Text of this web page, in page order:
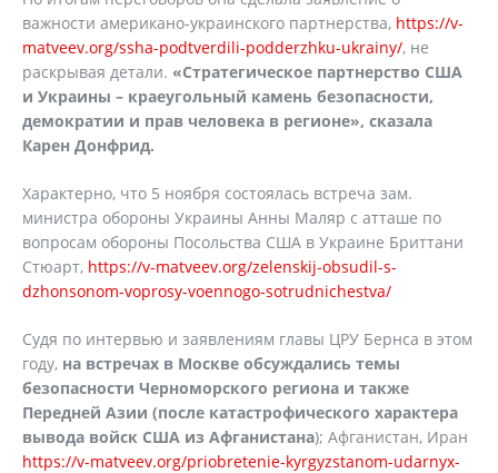
важности американо-украинского партнерства, https://v-
matveev.org/ssha-podtverdili-podderzhku-ukrainy/, не
раскрывая детали. «Стратегическое партнерство США
и Украины – краеугольный камень безопасности,
демократии и прав человека в регионе», сказала
Карен Донфрид.
Характерно, что 5 ноября состоялась встреча зам.
министра обороны Украины Анны Маляр с атташе по
вопросам обороны Посольства США в Украине Бриттани
Стюарт, https://v-matveev.org/zelenskij-obsudil-s-
dzhonsonom-voprosy-voennogo-sotrudnichestva/
Судя по интервью и заявлениям главы ЦРУ Бернса в этом
году, на встречах в Москве обсуждались темы
безопасности Черноморского региона и также
Передней Азии (после катастрофического характера
вывода войск США из Афганистана); Афганистан, Иран
https://v-matveev.org/priobretenie-kyrgyzstanom-udarnyx-